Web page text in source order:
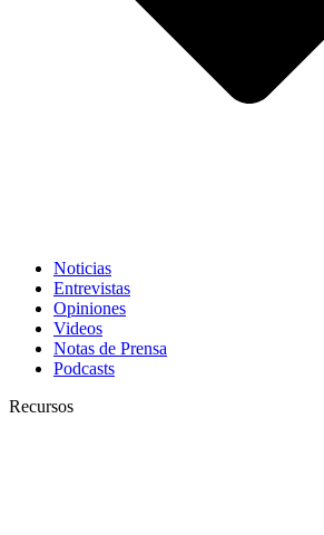
Noticias
Entrevistas
Opiniones
Videos
Notas de Prensa
Podcasts
Recursos